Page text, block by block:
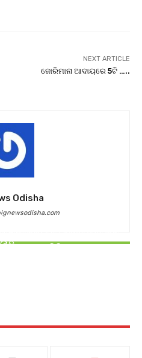
NEXT ARTICLE
ଜୋରିମାନା ଆଦାୟରେ 5ଟି …..
Odisha
ନାହିଁ
‘ଆଇସିସିଏମ୍‌ଇଏସ୍‌ଏଚ୍‌–